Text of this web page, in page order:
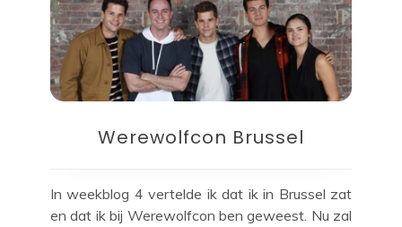
Werewolfcon Brussel
In weekblog 4 vertelde ik dat ik in Brussel zat
en dat ik bij Werewolfcon ben geweest. Nu zal